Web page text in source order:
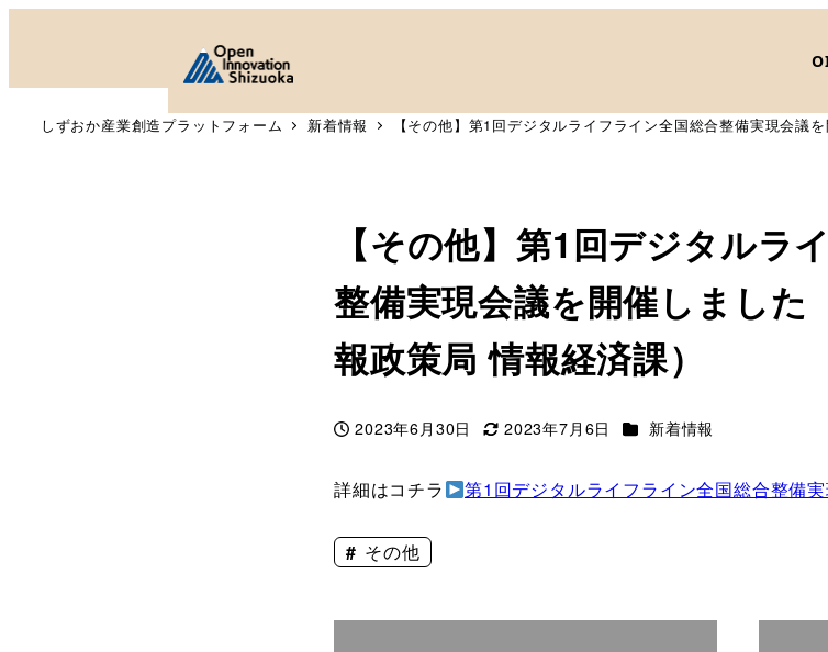
しずおか産業創造プラットフォーム 新着情報 【その他】第1回デジタルライフライン全国総合整備実現会議
【その他】第1回デジタルラ
整備実現会議を開催しました
報政策局 情報経済課）
投稿日
2023年6月30日
更新日
2023年7月6日 カテゴリー
新着情報
詳細はコチラ 第1回デジタルライフライン全国総合整備
その他